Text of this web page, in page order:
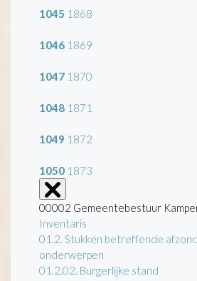
1045 1868
1046 1869
1047 1870
1048 1871
1049 1872
1050 1873
00002 Gemeentebestuur
Inventaris
01.2. Stukken betreffende
onderwerpen
01.2.02. Burgerlijke stand